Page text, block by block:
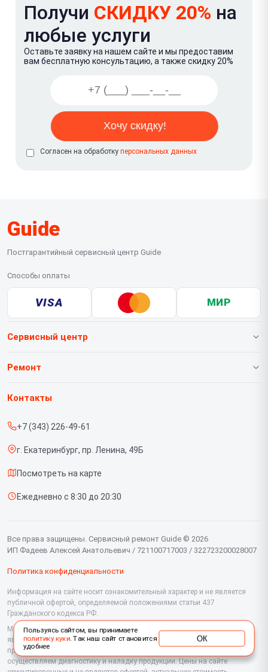
Получи СКИДКУ 20% на
любые услуги
Оставьте заявку на нашем сайте и мы предоставим
вам бесплатную консультацию, а также скидку 20%
Согласен на обработку персональных данных
Guide
Постгарантийный сервисный центр Guide
Способы оплаты
VISA МИР
Сервисный центр
О нашем сервисе
Срочный ремонт
Доставка и способы оплаты
Диагностика
Контакты
Ремонт
Тепловизионных насадок
Контакты
+7 (343) 226-49-61
г. Екатеринбург, пр. Ленина, 49Б
Посмотреть на карте
Ежедневно с 8:30 до 20:30
Все права защищены. Сервисный ремонт Guide © 2026
ИП Фадеев Алексей Анатольевич / 721100717003 / 322723200028007
Политика конфиденциальности
Информация на сайте носит ознакомительный характер и не является
публичной офертой, определяемой положениями статьи 437
Гражданского кодекса РФ.
Мы специализируемся на обслуживании и ремонте техники Guide, но не
являемся их официальным представителем. Предоставляем
профессиональные услуги после истечения гарантии, а также
осуществляем диагностику и наладку продукции. Цены на сайте
Пользуясь сайтом, вы принимаете
политику куки. Так наш сайт становится
удобнее
ОК